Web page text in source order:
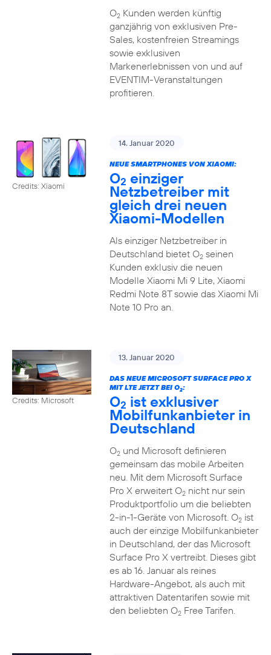
O2Kunden werden künftig
ganzjährig von exklusiven Pre-
Sales, kostenfreien Streamings
sowie exklusiven
Markenerlebnissen von und auf
EVENTIM-Veranstaltungen
profitieren.
Credits: Xiaomi
14. Januar 2020
NEUE SMARTPHONES VON XIAOMI:
O2 einziger
Netzbetreiber mit
gleich drei neuen
Xiaomi-Modellen
Als einziger Netzbetreiber in
Deutschland bietet O2seinen
Kunden exklusiv die neuen
Modelle Xiaomi Mi 9 Lite, Xiaomi
Redmi Note 8T sowie das Xiaomi Mi
Note 10 Pro an.
Credits: Microsoft
13. Januar 2020
DAS NEUE MICROSOFT SURFACE PRO X
MIT LTE JETZT BEI O2:
O2 ist exklusiver
Mobilfunkanbieter in
Deutschland
O2und Microsoft definieren
gemeinsam das mobile Arbeiten
neu. Mit dem Microsoft Surface
Pro X erweitert O2nicht nur sein
Produktportfolio um die beliebten
2-in-1-Geräte von Microsoft. O2ist
auch der einzige Mobilfunkanbieter
in Deutschland, der das Microsoft
Surface Pro X vertreibt. Dieses gibt
es ab 16. Januar als reines
Hardware-Angebot, als auch mit
attraktiven Datentarifen sowie mit
den beliebten O2Free Tarifen.